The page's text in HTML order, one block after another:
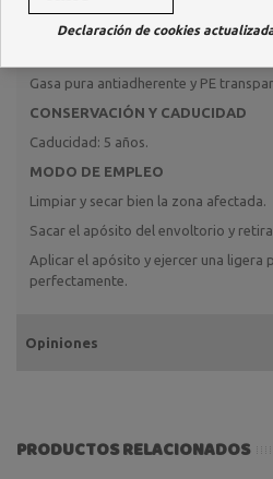
No contiene látex.
Gasa pura antiadherente y PE
CONSERVACIÓN Y CADUCIDAD
Caducidad: 5 años.
MODO DE EMPLEO
Limpiar y secar bien la zona afectada.
Sacar el apósito del envoltorio y
Aplicar el apósito y ejercer una ligera
perfectamente.
Opiniones
PRODUCTOS RELACIONADOS
Declaración de cookies